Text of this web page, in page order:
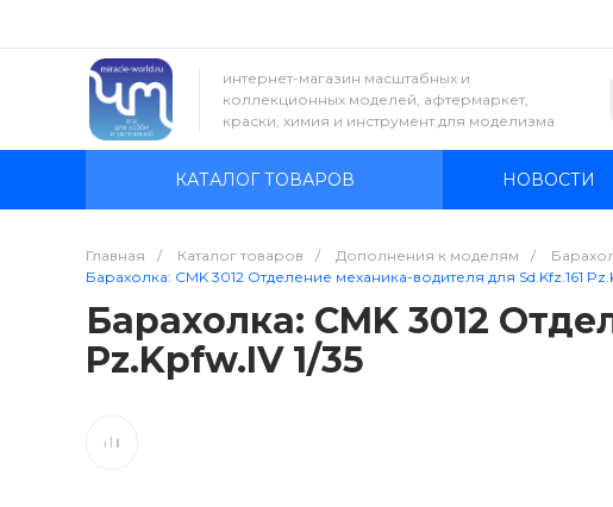
интернет-магазин масштабных и
коллекционных моделей, афтермаркет,
краски, химия и инструмент для моделизма
КАТАЛОГ ТОВАРОВ НОВОСТИ
Главная / Каталог товаров / Дополнения к моделям /
Барахолка: CMK 3012 Отделение механика-водителя для Sd.Kfz.161
Барахолка: CMK 3012
Pz.Kpfw.IV 1/35